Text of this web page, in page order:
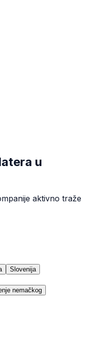
u
aktivno traže
Slovenija
nemačkog